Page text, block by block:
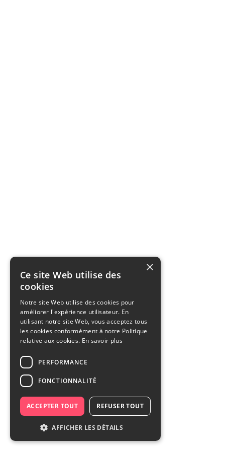
×
Ce site Web utilise des
cookies
Notre site Web utilise des cookies pour
améliorer l'expérience utilisateur. En
utilisant notre site Web, vous acceptez tous
les cookies conformément à notre Politique
relative aux cookies. En savoir plus
PERFORMANCE
FONCTIONNALITÉ
ACCEPTER TOUT REFUSER TOUT
AFFICHER LES DÉTAILS